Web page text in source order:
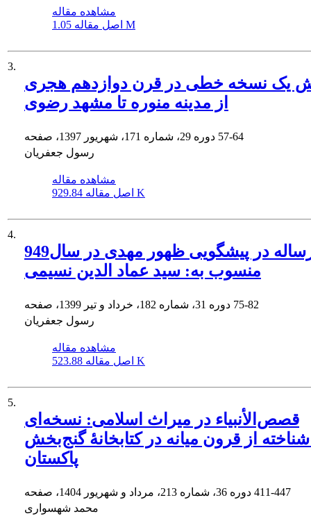
مشاهده مقاله
اصل مقاله 1.05 M
3.
یک نسخه خطی در قرن دوازدهم هجری
از مدینه منوره تا مشهد رضوی
57-64
رسول جعفریان
مشاهده مقاله
اصل مقاله 929.84 K
4.
رساله در پیشگویی ظهور مهدی در سال949
منسوب به: سید عماد الدین نسیمی
75-82
رسول جعفریان
مشاهده مقاله
اصل مقاله 523.88 K
5.
قصص‌الأنبیاء در میراث اسلامی: نسخه‌ای
از قرون میانه در کتابخانۀ گنج‌بخش
پاکستان
411-447
محمد شهسواری